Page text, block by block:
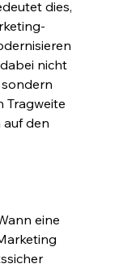
dies,
nicht
Tragweite
den
eine